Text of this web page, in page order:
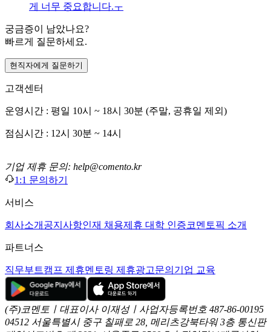
게 너무 중요합니다.ㅜ
궁금증이 남았나요?
빠르게 질문하세요.
현직자에게 질문하기
고객센터
운영시간 : 평일 10시 ~ 18시 30분 (주말, 공휴일 제외)
점심시간 : 12시 30분 ~ 14시
기업 제휴 문의: help@comento.kr
1:1 문의하기
서비스
회사소개 공지사항인재 채용제휴 대학 인증코멘토픽 소개
파트너스
직무부트캠프 제휴멘토링 제휴광고문의 기업 교육
(주)코멘토ㅣ대표이사 이재성ㅣ사업자등록번호 487-86-00195
04512 서울특별시 중구 칠패로 28, 메리츠강북타워 3층 통신판